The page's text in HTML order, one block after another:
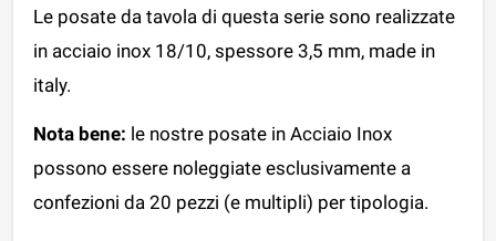
Le posate da tavola di questa serie sono realizzate
in acciaio inox 18/10, spessore 3,5 mm, made in
italy.
Nota bene: le nostre posate in Acciaio Inox
possono essere noleggiate esclusivamente a
confezioni da 20 pezzi (e multipli) per tipologia.